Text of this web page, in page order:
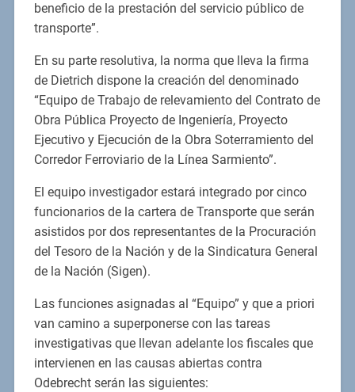
beneficio de la prestación del servicio público de
transporte”.
En su parte resolutiva, la norma que lleva la firma
de Dietrich dispone la creación del denominado
“Equipo de Trabajo de relevamiento del Contrato de
Obra Pública Proyecto de Ingeniería, Proyecto
Ejecutivo y Ejecución de la Obra Soterramiento del
Corredor Ferroviario de la Línea Sarmiento”.
El equipo investigador estará integrado por cinco
funcionarios de la cartera de Transporte que serán
asistidos por dos representantes de la Procuración
del Tesoro de la Nación y de la Sindicatura General
de la Nación (Sigen).
Las funciones asignadas al “Equipo” y que a priori
van camino a superponerse con las tareas
investigativas que llevan adelante los fiscales que
intervienen en las causas abiertas contra
Odebrecht serán las siguientes: